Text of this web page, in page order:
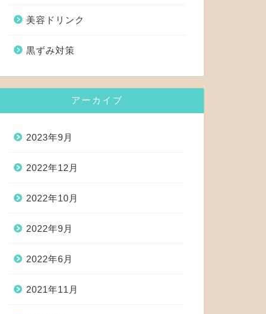
美容ドリンク
黒ずみ対策
アーカイブ
2023年9月
2022年12月
2022年10月
2022年9月
2022年6月
2021年11月